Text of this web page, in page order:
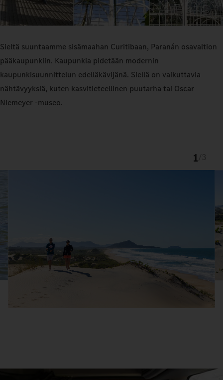
Sieltä suuntaamme sisämaahan Curitibaan, Paranán osavaltion
pääkaupunkiin. Kaupunkia pidetään modernin
kaupunkisuunnittelun edelläkävijänä. Siellä on vaikuttavia
nähtävyyksiä, kuten kasvitieteellinen puutarha tai Oscar
Niemeyer -museo.
1